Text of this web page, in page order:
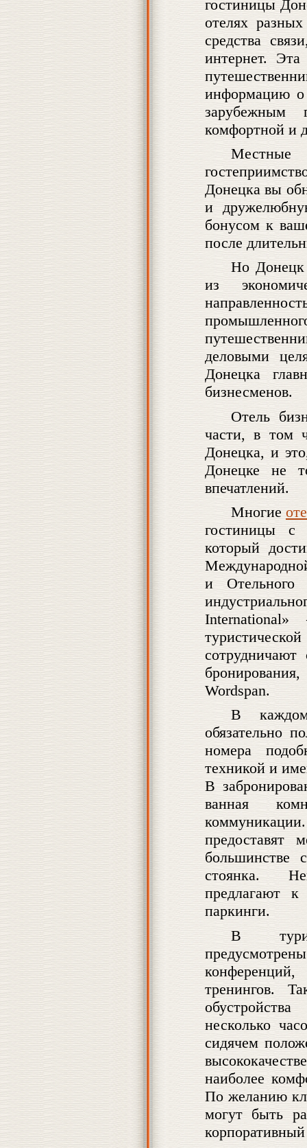
гостиницы
отелях
средства
интернет.
информацию о
зарубежным
комфортной и
Местные
Донецка вы
и
бонусом к
после
Но Донецк
из
деловыми
Донецка
бизнесменов.
Отель
части, в том
Донецка, и
Донецке не
впечатлений.
Многие
гостиницы с
который
и Отельного
Wordspan.
В
обязательно
номера
техникой и
В
ванная
предоставят
большинстве
стоянка.
предлагают к
паркинги.
В
тренингов.
несколько
сидячем
наиболее
По желанию
могут быть